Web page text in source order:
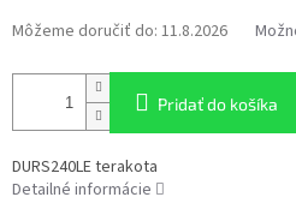
Môžeme doručiť do: 11.8.2026
Pridať do košíka
DURS240LE terakota
Detailné informácie